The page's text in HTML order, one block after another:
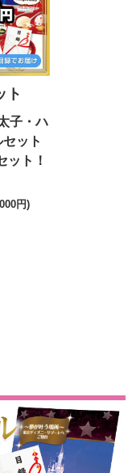
ト
子・ハ
ット
ット！
円)